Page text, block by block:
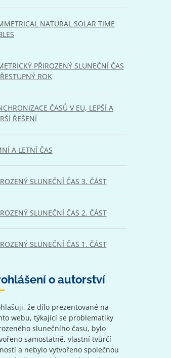
NATURAL SOLAR TIME
PŘIROZENÝ SLUNEČNÍ ČAS
ROK
ČASŮ V EU, LEPŠÍ A
ŘEŠENÍ
A LETNÍ ČAS
SLUNEČNÍ ČAS 3. ČÁST
SLUNEČNÍ ČAS 2. ČÁST
SLUNEČNÍ ČAS 1. ČÁST
o autorství
že dílo prezentované na
webu, týkající se problematiky
slunečního času, bylo
samostatně, vlastní tvůrčí
a nebylo vytvořeno společnou